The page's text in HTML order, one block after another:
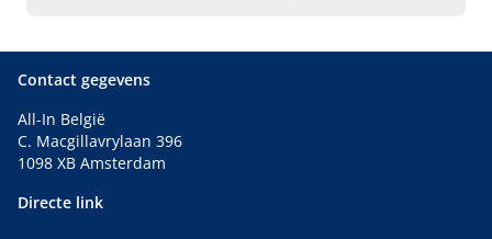
Contact gegevens
All-In België
C. Macgillavrylaan 396
1098 XB Amsterdam
Directe link